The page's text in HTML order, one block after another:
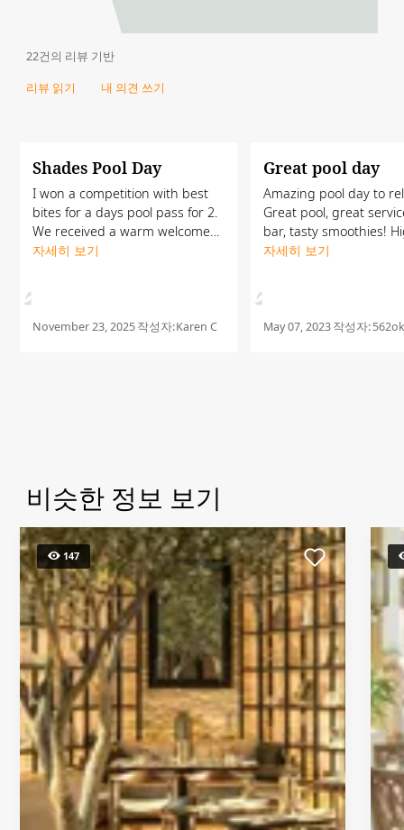
22건의 리뷰 기반
리뷰 읽기 내 의견 쓰기
Shades Pool Day
I won a competition with best
bites for a days pool pass for 2.
We received a warm welcome
by Elvis who looked after us for
자세히 보기
November 23, 2025작성자:Karen C
Great pool day
Amazing pool day to
Great pool, great
bar, tasty smoothies!
recommended
자세히 보기
May 07, 2023작성자:
비슷한 정보 보기
147